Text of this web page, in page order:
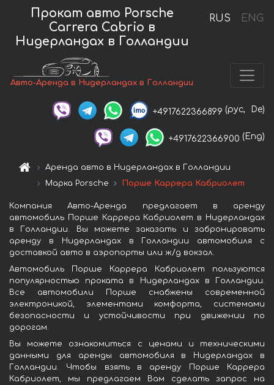
RUS ENG
Прокат авто Porsche
Carrera Cabrio в
Нидерландах в Голландии
Авто-Аренда в Нидерландах в Голландии
+4917622366899 (рус, De)
+4917622366900 (Eng)
Аренда авто в Нидерландах в Голландии
Марка Porsche
Порше Каррера Кабриолет
Компания Авто-Аренда предлагает в аренду
автомобиль Порше Каррера Кабриолет в Нидерландах
в Голландии. Вы можете заказать и забронировать
аренду в Нидерландах в Голландии автомобиля с
доставкой авто в аэропорты или ж/д вокзал.
Автомобиль Порше Каррера Кабриолет пользуются
популярностью проката в Нидерландах в Голландии.
Все автомобили Порше снабжены современной
электроникой, элементами комфорта, системами
безопасности и устойчивости при движении по
дорогам.
Вы можете ознакомиться с ценами и техническими
данными для аренды автомобиля в Нидерландах в
Голландии. Чтобы взять в аренду Порше Каррера
Кабриолет, мы предлагаем Вам сделать запрос на